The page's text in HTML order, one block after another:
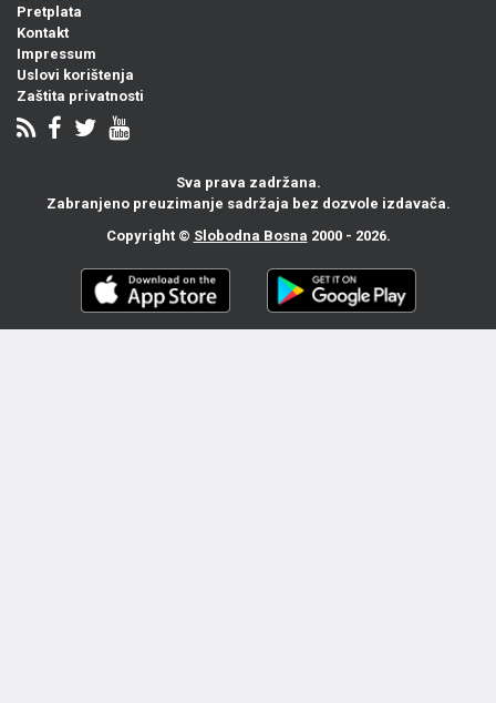
Pretplata
Kontakt
Impressum
Uslovi korištenja
Zaštita privatnosti
Sva prava zadržana.
Zabranjeno preuzimanje sadržaja bez dozvole izdavača.
Copyright © Slobodna Bosna 2000 - 2026.